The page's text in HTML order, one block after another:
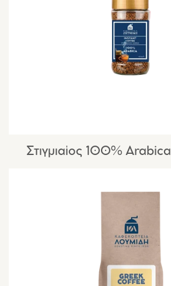
Στιγμιαίος 100% Arabica